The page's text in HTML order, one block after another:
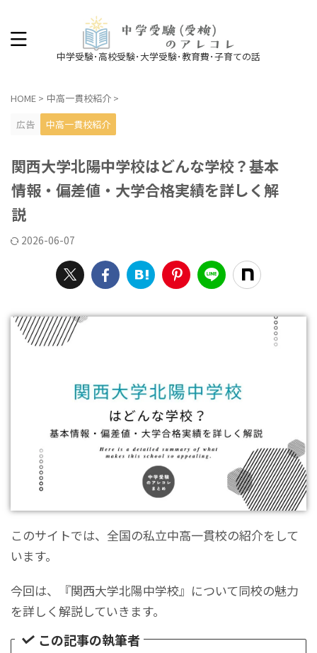
中学受験･高校受験･大学受験･教育費･子育ての話
HOME > 中高一貫校紹介 >
広告
中高一貫校紹介
関西大学北陽中学校はどんな学校？基本
情報・偏差値・大学合格実績を詳しく解
説
2026-06-07
このサイトでは、全国の私立中高一貫校の紹介をして
います。
今回は、『関西大学北陽中学校』について同校の魅力
を詳しく解説していきます。
この記事の執筆者